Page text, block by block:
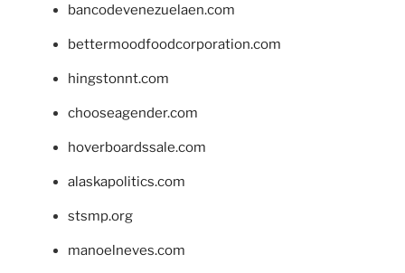
bancodevenezuelaen.com
bettermoodfoodcorporation.com
hingstonnt.com
chooseagender.com
hoverboardssale.com
alaskapolitics.com
stsmp.org
manoelneves.com